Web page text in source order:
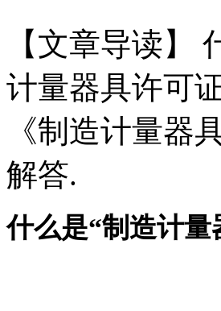
【文章导读】
计量器具许可
《制造计量器
解答.
什么是“制造计量